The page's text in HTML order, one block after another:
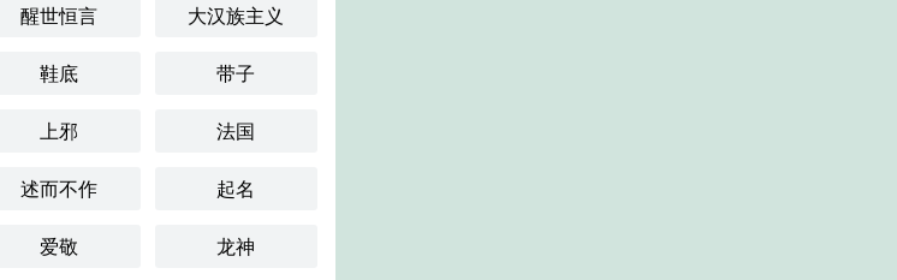
醒世恒言 大汉族主义
鞋底 带子
上邪 法国
述而不作 起名
爱敬 龙神